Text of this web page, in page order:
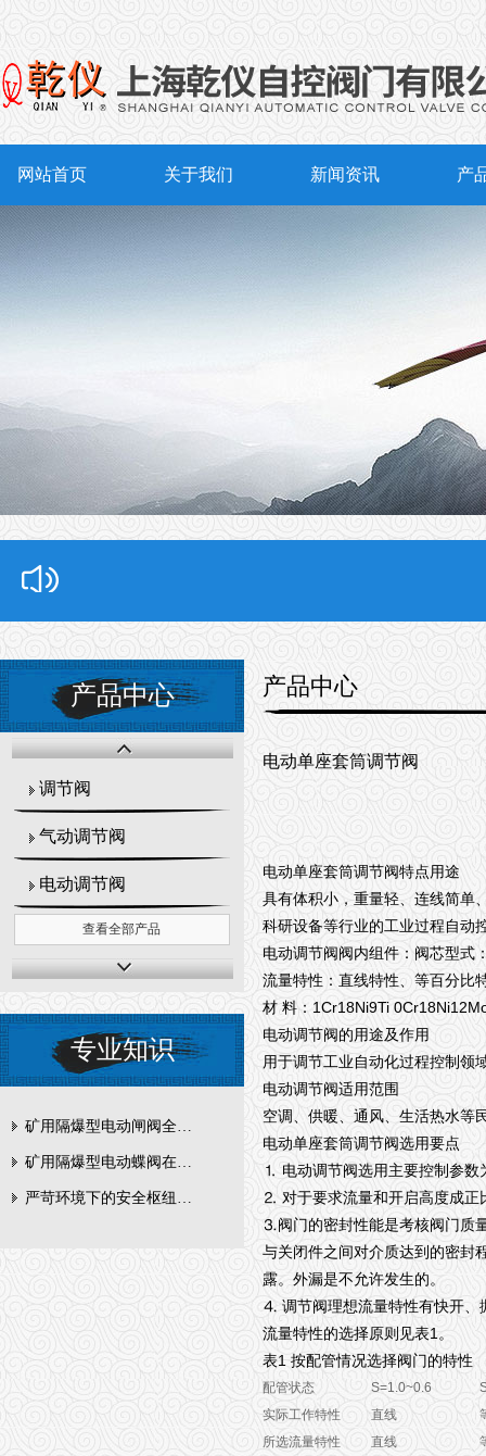
网站首页 关于我们 新闻资讯 产
产品中心
调节阀
气动调节阀
电动调节阀
查看全部产品
专业知识
矿用隔爆型电动闸阀全周期维护与故障排查要点
矿用隔爆型电动蝶阀在瓦斯管道控制中的防爆设计与安全标准解析
严苛环境下的安全枢纽：矿用隔爆型电动闸阀的技术剖析
产品中心
电动单座套筒调节阀
电动单座套筒调节阀特点用途
具有体积小，重量轻、连线简单
科研设备等行业的工业过程自动
电动调节阀阀内组件：阀芯型式
流量特性：直线特性、等百分比
材 料： 1Cr18Ni9Ti
电动调节阀的用途及作用
用于调节工业自动化过程控制领
电动调节阀适用范围
空调、供暖、通风、生活热水等
电动单座套筒调节阀选用要点
⒈ 电动调节阀选用主要控制参
⒉ 对于要求流量和开启高度成
⒊阀门的密封性能是考核阀门质
与关闭件之间对介质达到的密封
露。外漏是不允许发生的。
⒋ 调节阀理想流量特性有快开
流量特性的选择原则见表1。
表1 按配管情况选择阀门的特性
配管状态 S=1.0~0.6
实际工作特性
直线
所选流量特性
直线